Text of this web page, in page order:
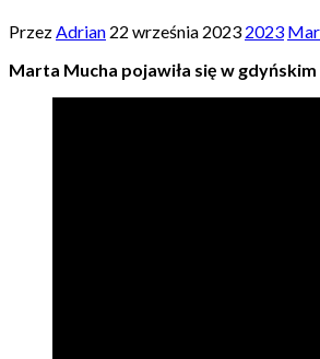
PrzezAdrian 22 września 2023 2023
Marta Mucha pojawiła się w